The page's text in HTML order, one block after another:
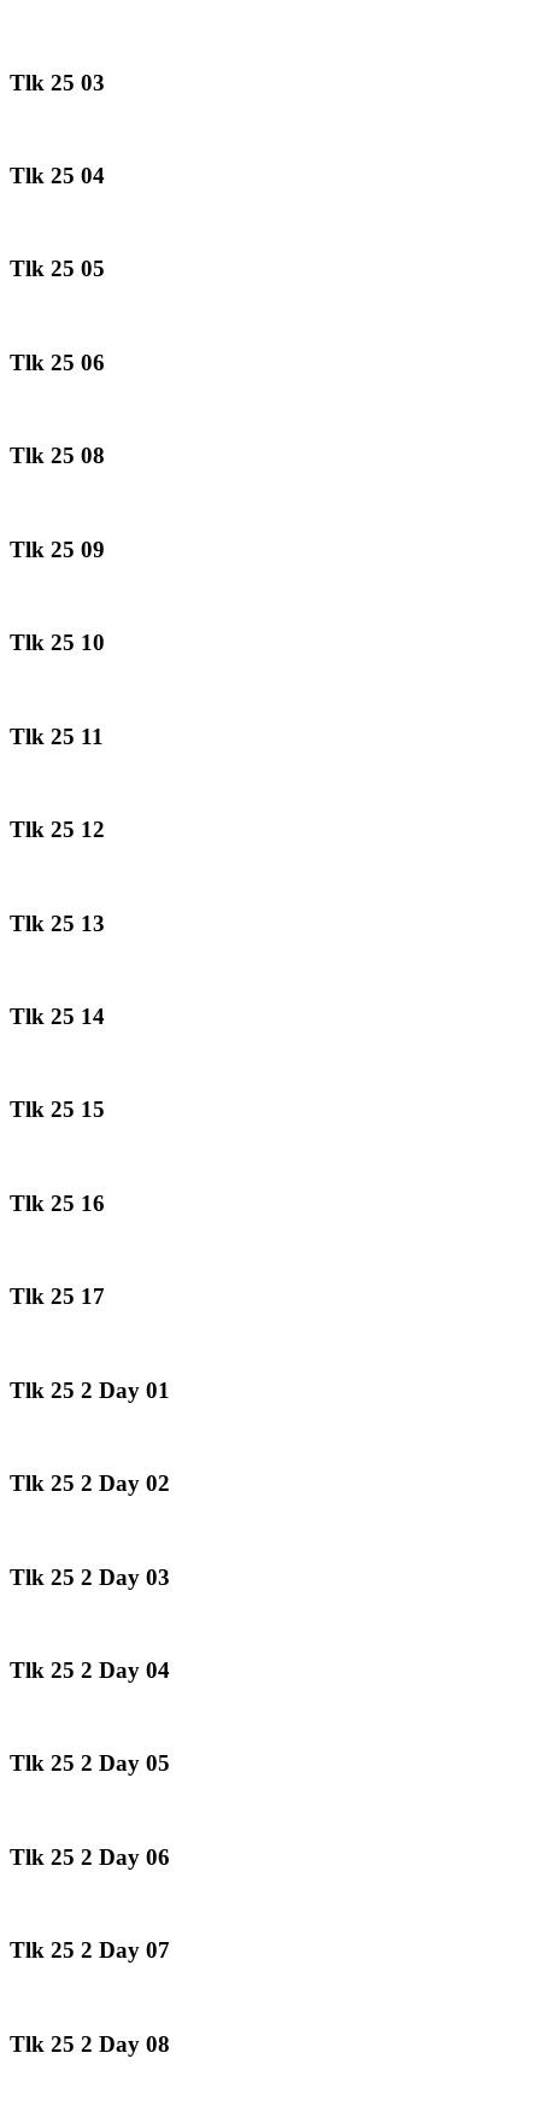
Tlk 25 03
Tlk 25 04
Tlk 25 05
Tlk 25 06
Tlk 25 08
Tlk 25 09
Tlk 25 10
Tlk 25 11
Tlk 25 12
Tlk 25 13
Tlk 25 14
Tlk 25 15
Tlk 25 16
Tlk 25 17
Tlk 25 2 Day 01
Tlk 25 2 Day 02
Tlk 25 2 Day 03
Tlk 25 2 Day 04
Tlk 25 2 Day 05
Tlk 25 2 Day 06
Tlk 25 2 Day 07
Tlk 25 2 Day 08